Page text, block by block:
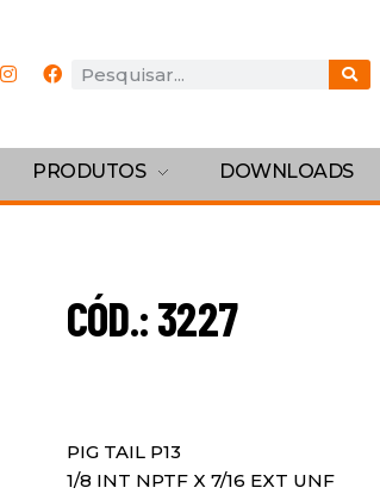
PRODUTOS DOWNLOADS
CÓD.: 3227
PIG TAIL P13
1/8 INT NPTF X 7/16 EXT UNF